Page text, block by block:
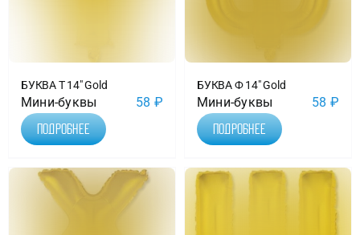
БУКВА Т 14″ Gold
Мини-буквы 58 ₽
Подробнее
БУКВА Ф 14″ Gold
Мини-буквы 58 ₽
Подробнее